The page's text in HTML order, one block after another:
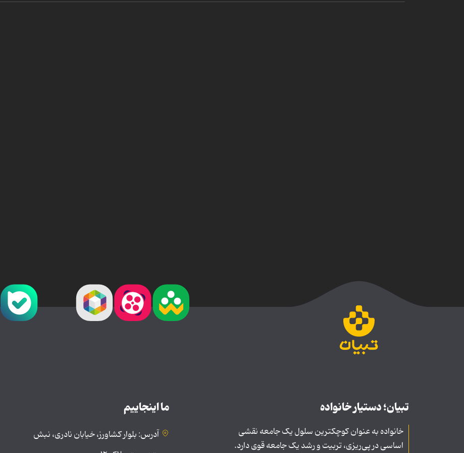
تبیان؛ دستیار خانواده
خانواده به عنوان کوچکترین سلول یک جامعه نقشی
اساسی در پی‌ریزی، تربیت و رشد یک جامعه قوی دارد.
ما اینجاییم
آدرس: بلوار کشاورز، خیابان نادری، نبش